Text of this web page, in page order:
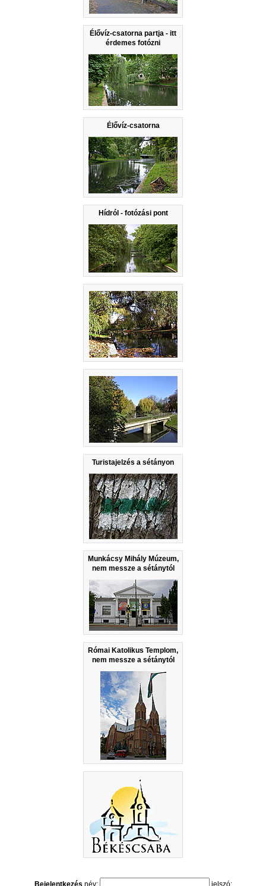
Élővíz-csatorna partja - itt
érdemes fotózni
Élővíz-csatorna
Hídról - fotózási pont
Turistajelzés a sétányon
Munkácsy Mihály Múzeum,
nem messze a sétánytól
Római Katolikus Templom,
nem messze a sétánytól
Bejelentkezés név: jelszó: